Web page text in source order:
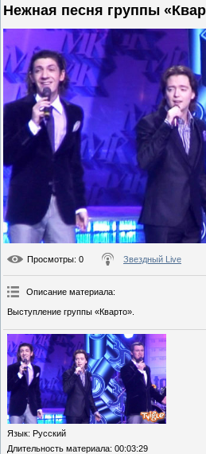
Нежная песня группы
Просмотры: 0 Звездный Live
Описание материала:
Выступление группы «Кварто».
Язык: Русский
Длительность материала: 00:03:29